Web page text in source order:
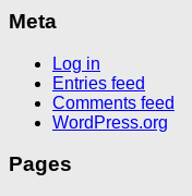
Meta
Log in
Entries feed
Comments feed
WordPress.org
Pages